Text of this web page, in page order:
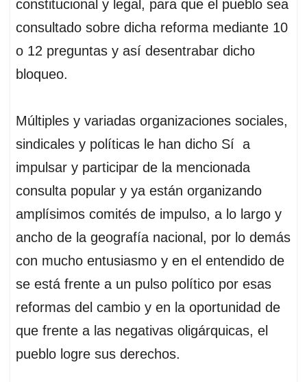
constitucional y legal, para que el pueblo sea
consultado sobre dicha reforma mediante 10
o 12 preguntas y así desentrabar dicho
bloqueo.
Múltiples y variadas organizaciones sociales,
sindicales y políticas le han dicho Sí a
impulsar y participar de la mencionada
consulta popular y ya están organizando
amplísimos comités de impulso, a lo largo y
ancho de la geografía nacional, por lo demás
con mucho entusiasmo y en el entendido de
se está frente a un pulso político por esas
reformas del cambio y en la oportunidad de
que frente a las negativas oligárquicas, el
pueblo logre sus derechos.